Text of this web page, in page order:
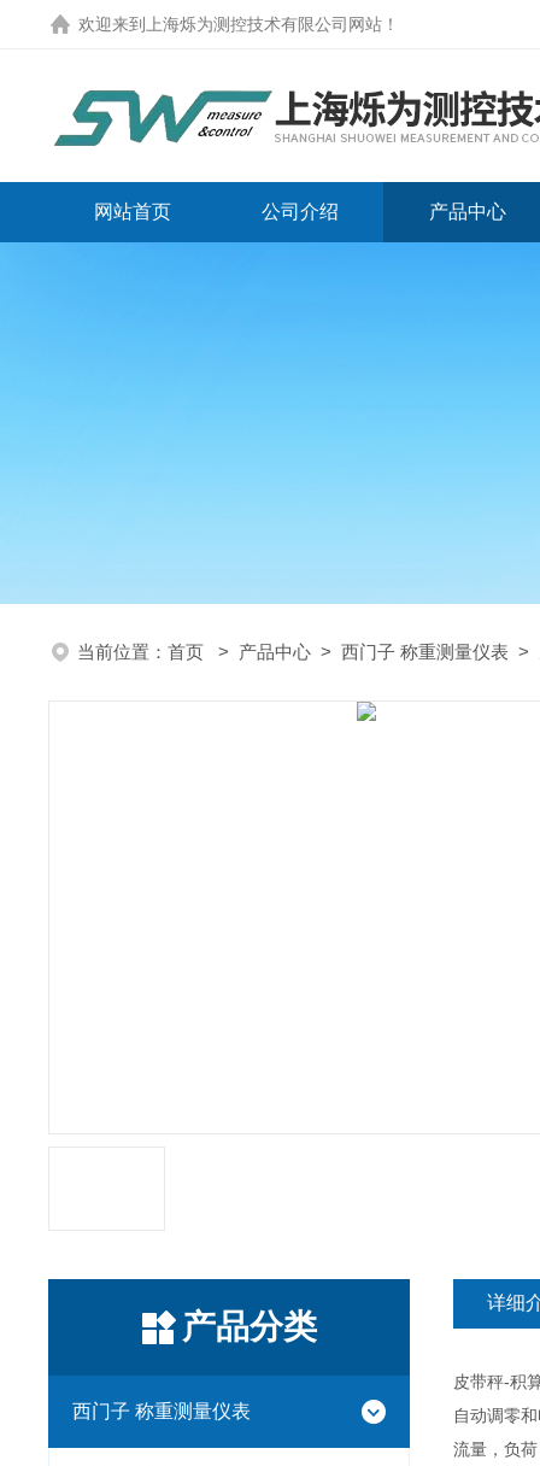
欢迎来到 上海烁为测控技术有限公司网站 ！
网站首页 公司介绍 产品中心
当前位置： 首页 > 产品中心 > 西门子 称重测量仪表 >
产品分类
西门子 称重测量仪表
详细
皮带秤-积
自动调零
流量，负